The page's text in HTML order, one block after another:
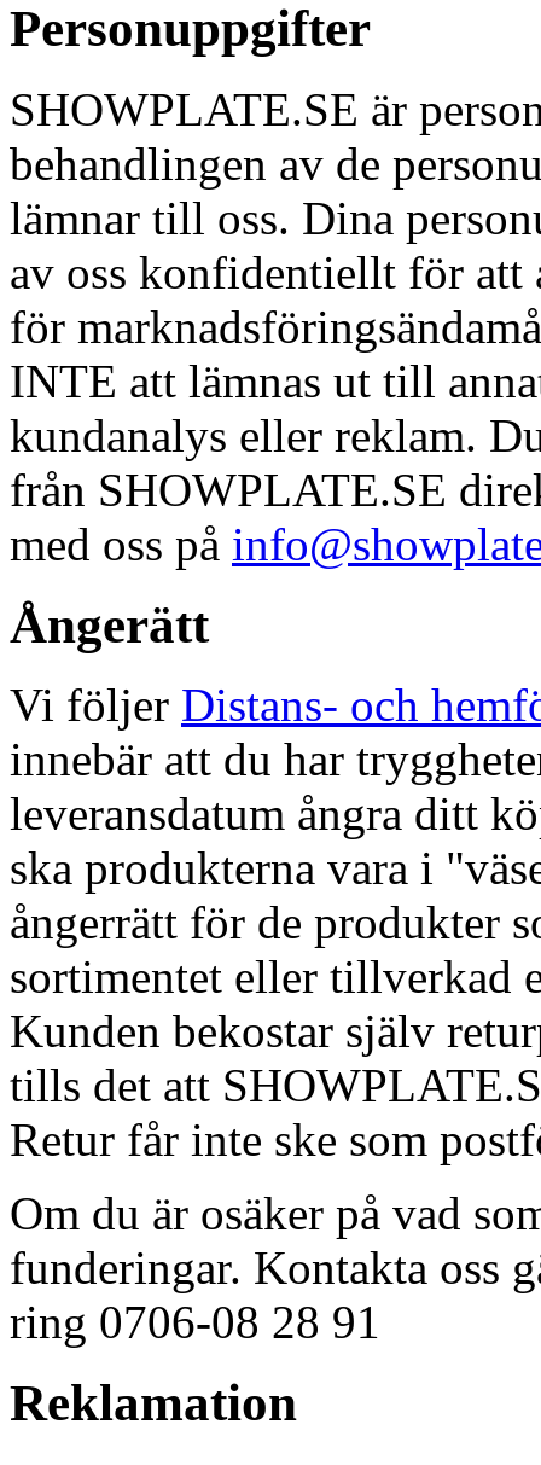
Personuppgifter
SHOWPLATE.SE är
behandlingen av de
lämnar till oss. Dina
av oss konfidentiellt för att
för
INTE att lämnas ut till
kundanalys eller reklam.
från SHOWPLATE.SE
med oss på
Ångerätt
Vi följer Distans- och
innebär att du har
leveransdatum ångra ditt
ska produkterna vara i
ångerrätt för de produkter
sortimentet eller tillverkad
Kunden bekostar själv
tills det att
Retur får inte ske som
Om du är osäker på vad
funderingar. Kontakta oss
ring 0706-08 28 91
Reklamation